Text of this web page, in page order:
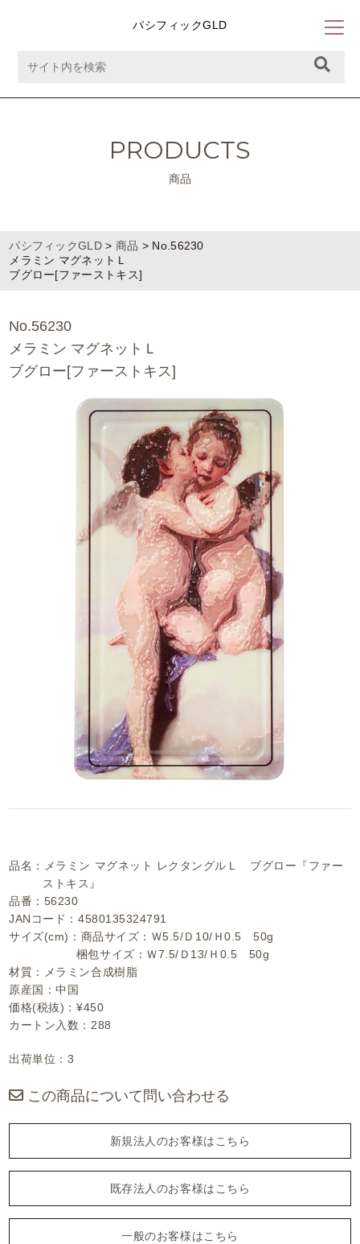
パシフィックGLD
PRODUCTS
商品
パシフィックGLD> 商品 > No.56230
メラミン マグネットＬ
ブグロー[ファーストキス]
No.56230
メラミン マグネットＬ
ブグロー[ファーストキス]
品名：メラミン マグネット レクタングルＬ ブグロー『ファー
ストキス』
品番：56230
JANコード：4580135324791
サイズ(cm)：商品サイズ：Ｗ5.5/Ｄ10/Ｈ0.5 50g
梱包サイズ：Ｗ7.5/Ｄ13/Ｈ0.5 50g
材質：メラミン合成樹脂
原産国：中国
価格(税抜)：¥450
カートン入数：288
出荷単位：3
この商品について問い合わせる
新規法人のお客様はこちら
既存法人のお客様はこちら
一般のお客様はこちら